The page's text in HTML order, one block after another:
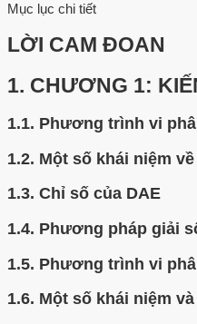
Mục lục chi tiết
LỜI CAM ĐOAN
1. CHƯƠNG 1:
1.1. Phương trình vi
1.2. Một số khái niệm về
1.3. Chỉ số của DAE
1.4. Phương pháp giải
1.5. Phương trình vi
1.6. Một số khái niệm